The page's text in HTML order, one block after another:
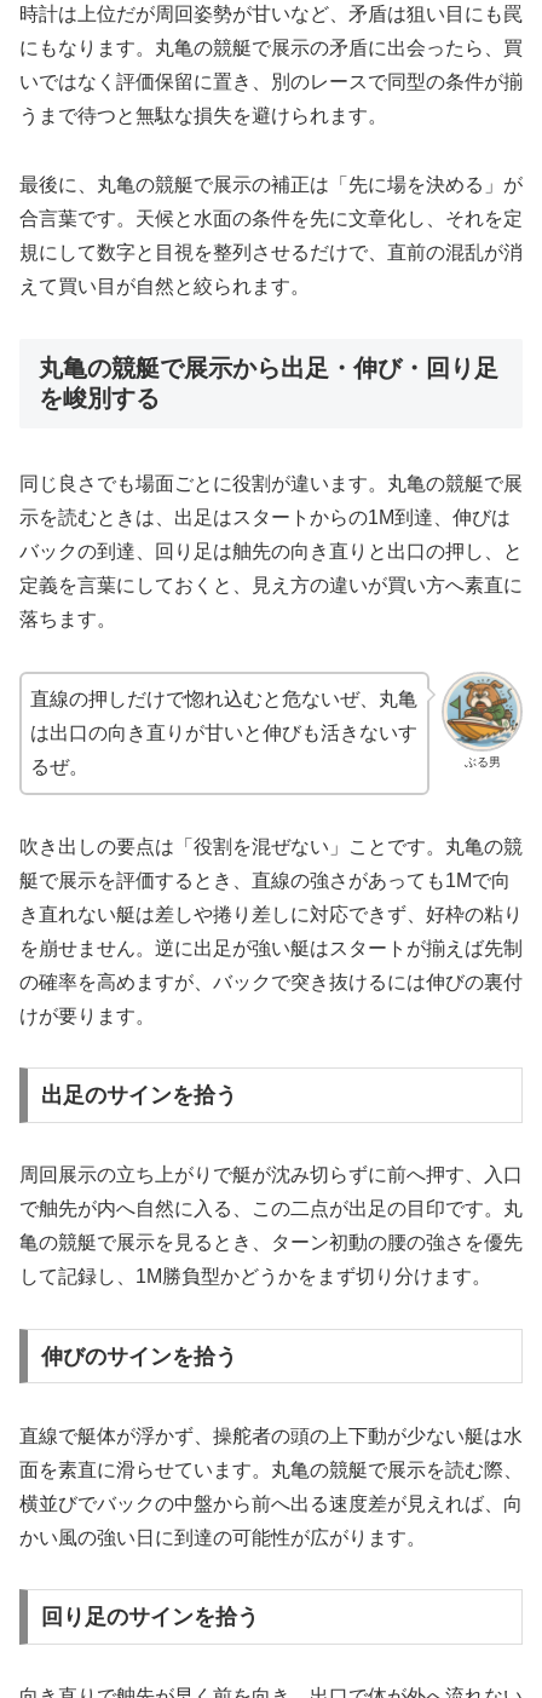
時計は上位だが周回姿勢が甘いなど、矛盾は狙い目にも罠
にもなります。丸亀の競艇で展示の矛盾に出会ったら、買
いではなく評価保留に置き、別のレースで同型の条件が揃
うまで待つと無駄な損失を避けられます。
最後に、丸亀の競艇で展示の補正は「先に場を決める」が
合言葉です。天候と水面の条件を先に文章化し、それを定
規にして数字と目視を整列させるだけで、直前の混乱が消
えて買い目が自然と絞られます。
丸亀の競艇で展示から出足・伸び・回り足
を峻別する
同じ良さでも場面ごとに役割が違います。丸亀の競艇で展
示を読むときは、出足はスタートからの1M到達、伸びは
バックの到達、回り足は舳先の向き直りと出口の押し、と
定義を言葉にしておくと、見え方の違いが買い方へ素直に
落ちます。
ぶる男
直線の押しだけで惚れ込むと危ないぜ、丸亀
は出口の向き直りが甘いと伸びも活きないす
るぜ。
吹き出しの要点は「役割を混ぜない」ことです。丸亀の競
艇で展示を評価するとき、直線の強さがあっても1Mで向
き直れない艇は差しや捲り差しに対応できず、好枠の粘り
を崩せません。逆に出足が強い艇はスタートが揃えば先制
の確率を高めますが、バックで突き抜けるには伸びの裏付
けが要ります。
出足のサインを拾う
周回展示の立ち上がりで艇が沈み切らずに前へ押す、入口
で舳先が内へ自然に入る、この二点が出足の目印です。丸
亀の競艇で展示を見るとき、ターン初動の腰の強さを優先
して記録し、1M勝負型かどうかをまず切り分けます。
伸びのサインを拾う
直線で艇体が浮かず、操舵者の頭の上下動が少ない艇は水
面を素直に滑らせています。丸亀の競艇で展示を読む際、
横並びでバックの中盤から前へ出る速度差が見えれば、向
かい風の強い日に到達の可能性が広がります。
回り足のサインを拾う